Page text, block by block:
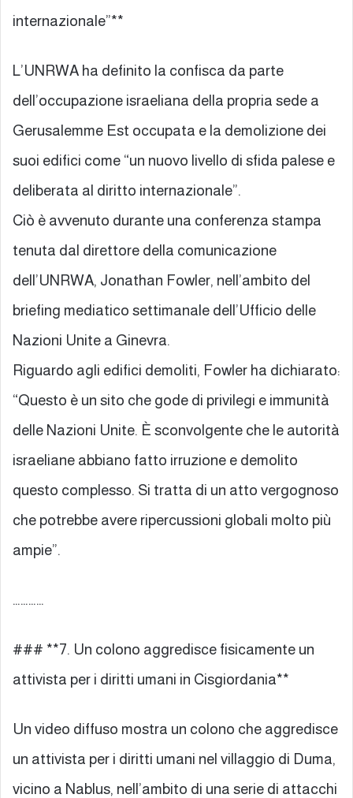
internazionale”**
L’UNRWA ha definito la confisca da parte
dell’occupazione israeliana della propria sede a
Gerusalemme Est occupata e la demolizione dei
suoi edifici come “un nuovo livello di sfida palese e
deliberata al diritto internazionale”.
Ciò è avvenuto durante una conferenza stampa
tenuta dal direttore della comunicazione
dell’UNRWA, Jonathan Fowler, nell’ambito del
briefing mediatico settimanale dell’Ufficio delle
Nazioni Unite a Ginevra.
Riguardo agli edifici demoliti, Fowler ha dichiarato:
“Questo è un sito che gode di privilegi e immunità
delle Nazioni Unite. È sconvolgente che le autorità
israeliane abbiano fatto irruzione e demolito
questo complesso. Si tratta di un atto vergognoso
che potrebbe avere ripercussioni globali molto più
ampie”.
…………
### **7. Un colono aggredisce fisicamente un
attivista per i diritti umani in Cisgiordania**
Un video diffuso mostra un colono che aggredisce
un attivista per i diritti umani nel villaggio di Duma,
vicino a Nablus, nell’ambito di una serie di attacchi